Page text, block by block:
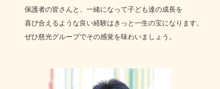
保護者の皆さんと、 一緒になって子ども達の成長を
喜び合える ような 良い経験は きっと 一生の宝になります。
ぜひ慈光グループでその感覚を味わいましょう。